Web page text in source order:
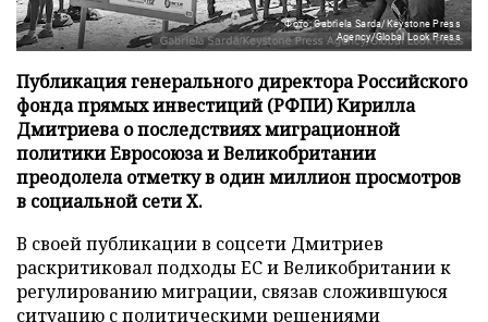
Фото: Gabriela Sarda/Keystone Press
Agency/Global Look Press
Публикация генерального директора Российского
фонда прямых инвестиций (РФПИ) Кирилла
Дмитриева о последствиях миграционной
политики Евросоюза и Великобритании
преодолела отметку в один миллион просмотров
в социальной сети X.
В своей публикации в соцсети Дмитриев
раскритиковал подходы ЕС и Великобритании к
регулированию миграции, связав сложившуюся
ситуацию с политическими решениями